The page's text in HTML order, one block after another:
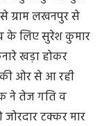
ग्राम लखनपुर से
के लिए सुरेश कुमार
खड़ा होकर
की ओर से आ रही
ने तेज गति व
टक्कर मार